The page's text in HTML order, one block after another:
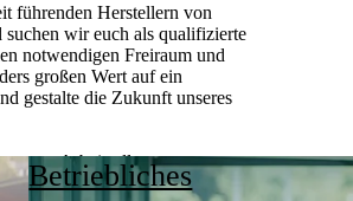
führenden Herstellern von
wir euch als qualifizierte
notwendigen Freiraum und
großen Wert auf ein
gestalte die Zukunft unseres
Arbeitsalltag.
Betriebliches